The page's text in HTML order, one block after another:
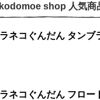
kodomoe shop 人気商
ノラネコぐ